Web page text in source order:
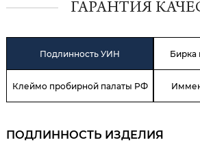
ГАРАНТИЯ
Подлинность УИН Бирка
Клеймо пробирной палаты РФ
ПОДЛИННОСТЬ ИЗДЕЛИЯ